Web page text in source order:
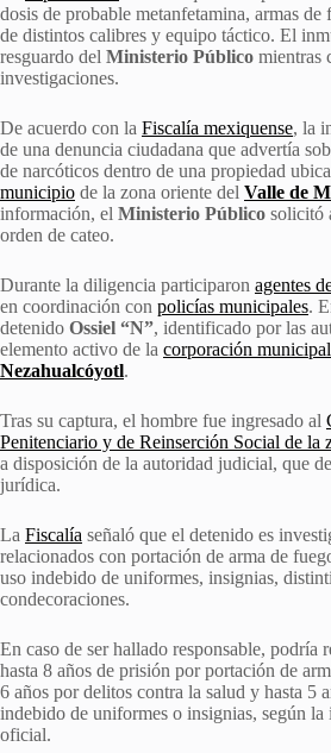
dosis de probable metanfetamina, armas de
de distintos calibres y equipo táctico. El
resguardo del Ministerio Público mientras
investigaciones.
De acuerdo con la Fiscalía mexiquense, la
de una denuncia ciudadana que advertía
de narcóticos dentro de una propiedad
municipio de la zona oriente del Valle de
información, el Ministerio Público solicitó
orden de cateo.
Durante la diligencia participaron agentes
en coordinación con policías municipales.
detenido Ossiel “N”, identificado por las
elemento activo de la corporación
Nezahualcóyotl.
Tras su captura, el hombre fue ingresado al
Penitenciario y de Reinserción Social de la
a disposición de la autoridad judicial, que
jurídica.
La Fiscalía señaló que el detenido es
relacionados con portación de arma de
uso indebido de uniformes, insignias,
condecoraciones.
En caso de ser hallado responsable, podría
hasta 8 años de prisión por portación de
6 años por delitos contra la salud y hasta 5
indebido de uniformes o insignias, según la
oficial.